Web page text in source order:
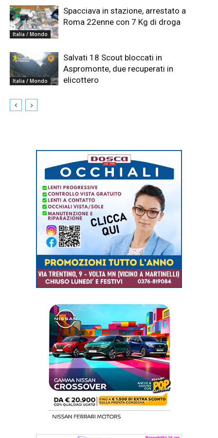
Italia / Mondo
Spacciava in stazione, arrestato a
Roma 22enne con 7 Kg di droga
Italia / Mondo
Salvati 18 Scout bloccati in
Aspromonte, due recuperati in
elicottero